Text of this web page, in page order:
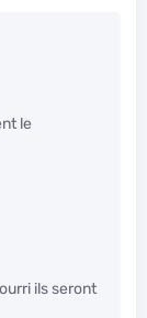
le
ils seront